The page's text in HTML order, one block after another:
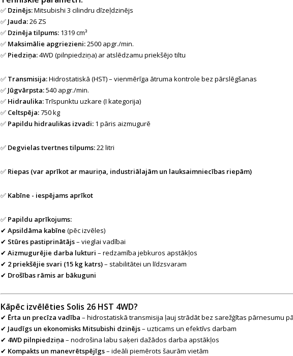
✅ Dzinējs:Mitsubishi 3 cilindru dīzeļdzinējs
✅ Jauda:26 ZS
✅ Dzinēja tilpums: 1319 cm³
✅ Maksimālie apgriezieni:2500 apgr./min.
✅ Piedziņa:4WD (pilnpiedziņa) ar atslēdzamu priekšējo tiltu
✅ Transmisija:Hidrostatiskā (HST) – vienmērīga ātruma kontrole bez pārslēgšanas
✅ Jūgvārpsta:540 apgr./min.
✅ Hidraulika:Trīspunktu uzkare (I kategorija)
✅ Celtspēja:750 kg
✅ Papildu hidraulikas izvadi: 1 pāris aizmugurē
✅ Degvielas tvertnes tilpums:22 litri
✅ Riepas (var aprīkot ar mauriņa, industriālajām un lauksaimniecības riepām)
✅ Kabīne - iespējams aprīkot
✅ Papildu aprīkojums:
✔ Apsildāma kabīne (pēc izvēles)
✔ Stūres pastiprinātājs– vieglai vadībai
✔ Aizmugurējie darba lukturi – redzamība jebkuros apstākļos
✔ 2 priekšējie svari (15 kg katrs)– stabilitātei un līdzsvaram
✔ Drošības rāmis ar bākuguni
Kāpēc izvēlēties Solis 26 HST 4WD?
✔ Ērta un precīza vadība – hidrostatiskā transmisija ļauj strādāt bez sarežģītas pārnesumu
✔ Jaudīgs un ekonomisks Mitsubishi dzinējs– uzticams un efektīvs darbam
✔ 4WD pilnpiedziņa – nodrošina labu saķeri dažādos darba apstākļos
✔ Kompakts un manevrētspējīgs– ideāli piemērots šaurām vietām